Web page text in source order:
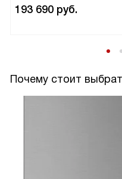
193 690 руб.
Почему стоит